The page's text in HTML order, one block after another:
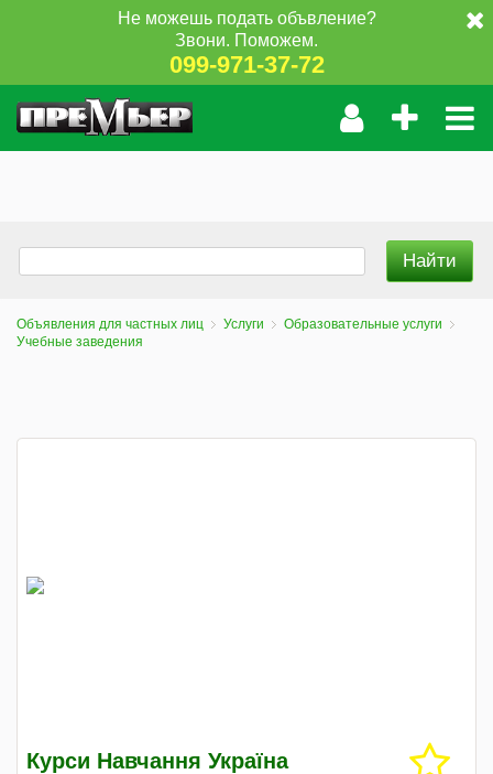
Не можешь подать объвление?
Звони. Поможем.
099-971-37-72
Объявления для частных лиц Услуги
Образовательные услуги
Учебные заведения
Курси Навчання Україна